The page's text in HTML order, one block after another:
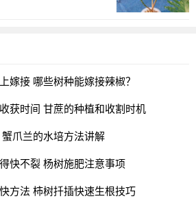
嫁接 哪些树种能嫁接辣椒？
获时间 甘蔗的种植和收割时机
爪兰的水培方法讲解
快不裂 杨树施肥注意事项
方法 柿树扦插快速生根技巧